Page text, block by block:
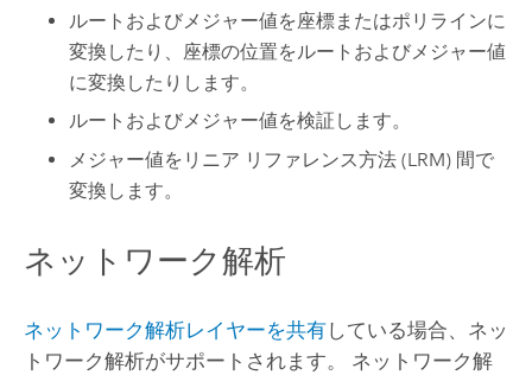
ルートおよびメジャー値を座標またはポリラインに
変換したり、座標の位置をルートおよびメジャー値
に変換したりします。
ルートおよびメジャー値を検証します。
メジャー値をリニア リファレンス方法 (LRM) 間で
変換します。
ネットワーク解析
ネットワーク解析レイヤーを共有している場合、ネッ
トワーク解析がサポートされます。 ネットワーク解